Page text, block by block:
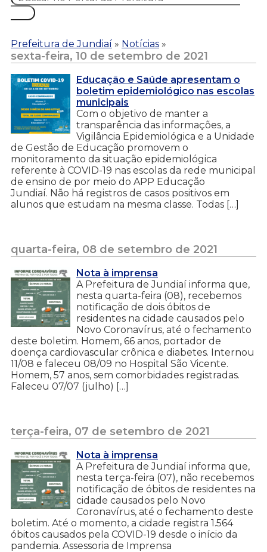
Prefeitura de Jundiaí » Notícias »
sexta-feira, 10 de setembro de 2021
Educação e Saúde apresentam o
boletim epidemiológico nas escolas
municipais
Com o objetivo de manter a
transparência das informações, a
Vigilância Epidemiológica e a Unidade
de Gestão de Educação promovem o
monitoramento da situação epidemiológica
referente à COVID-19 nas escolas da rede municipal
de ensino de por meio do APP Educação
Jundiaí. Não há registros de casos positivos em
alunos que estudam na mesma classe. Todas […]
quarta-feira, 08 de setembro de 2021
Nota à imprensa
A Prefeitura de Jundiaí informa que,
nesta quarta-feira (08), recebemos
notificação de dois óbitos de
residentes na cidade causados pelo
Novo Coronavírus, até o fechamento
deste boletim. Homem, 66 anos, portador de
doença cardiovascular crônica e diabetes. Internou
11/08 e faleceu 08/09 no Hospital São Vicente.
Homem, 57 anos, sem comorbidades registradas.
Faleceu 07/07 (julho) […]
terça-feira, 07 de setembro de 2021
Nota à imprensa
A Prefeitura de Jundiaí informa que,
nesta terça-feira (07), não recebemos
notificação de óbitos de residentes na
cidade causados pelo Novo
Coronavírus, até o fechamento deste
boletim. Até o momento, a cidade registra 1.564
óbitos causados pela COVID-19 desde o início da
pandemia. Assessoria de Imprensa